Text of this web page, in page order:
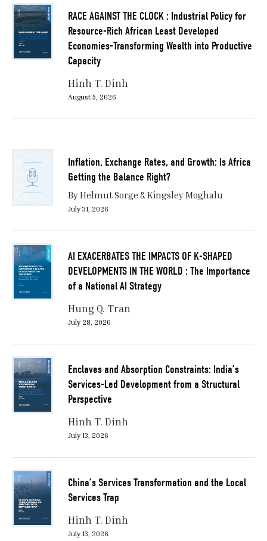
RACE AGAINST THE CLOCK : Industrial Policy for
Resource-Rich African Least Developed
Economies-Transforming Wealth into Productive
Capacity
Hinh T. Dinh
August 5, 2026
Inflation, Exchange Rates, and Growth: Is Africa
Getting the Balance Right?
By Helmut Sorge & Kingsley Moghalu
July 31, 2026
AI EXACERBATES THE IMPACTS OF K-SHAPED
DEVELOPMENTS IN THE WORLD : The Importance
of a National AI Strategy
Hung Q. Tran
July 28, 2026
Enclaves and Absorption Constraints: India’s
Services-Led Development from a Structural
Perspective
Hinh T. Dinh
July 13, 2026
China’s Services Transformation and the Local
Services Trap
Hinh T. Dinh
July 13, 2026